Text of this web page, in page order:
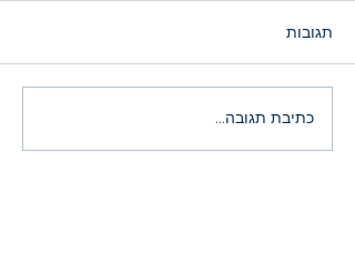
זמני או הזדמנות היסטורית?
תגובות
כתיבת תגובה...